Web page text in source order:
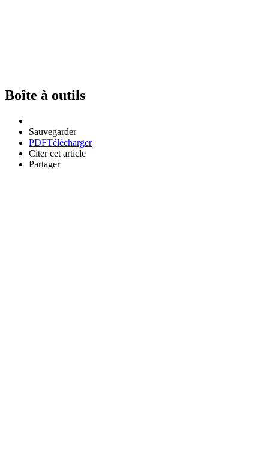
Boîte à outils
Sauvegarder
PDFTélécharger
Citer cet article
Partager